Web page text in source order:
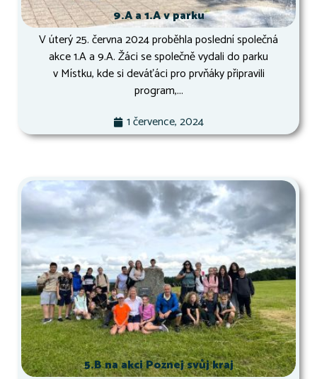
9.A a 1.A v parku
V úterý 25. června 2024 proběhla poslední společná
akce 1.A a 9.A. Žáci se společně vydali do parku
v Místku, kde si deváťáci pro prvňáky připravili
program,...
1 července, 2024
5.B na akci Poznej svůj kraj